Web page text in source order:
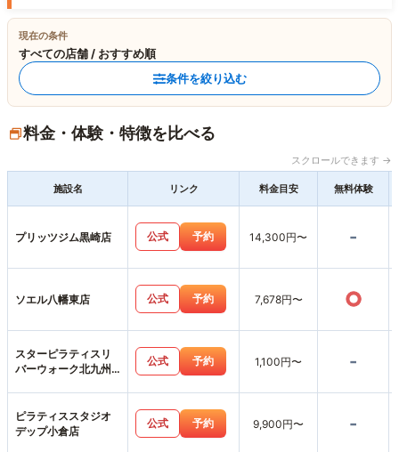
現在の条件
すべての店舗 / おすすめ順
条件を絞り込む
料金・体験・特徴を比べる
スクロールできます →
施設名 リンク 料金目安 無料体験
プリッツジム黒崎店 公式 予約 14,300円〜 -
ソエル八幡東店 公式 予約 7,678円〜 ○
スターピラティスリ
バーウォーク北九州
公式 予約 1,100円〜 -
ピラティススタジオ
デップ小倉店
公式 予約 9,900円〜 -